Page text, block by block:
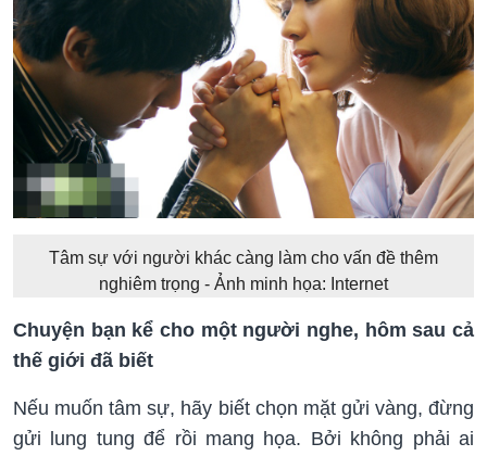
Tâm sự với người khác càng làm cho vấn đề thêm
nghiêm trọng - Ảnh minh họa: Internet
Chuyện bạn kể cho một người nghe, hôm sau cả
thế giới đã biết
Nếu muốn tâm sự, hãy biết chọn mặt gửi vàng, đừng
gửi lung tung để rồi mang họa. Bởi không phải ai